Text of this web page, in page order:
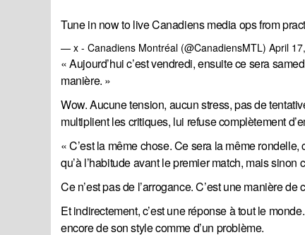
Tune in now to live Canadiens media ops from
— x - Canadiens Montréal (@CanadiensMTL) April
« Aujourd’hui c’est vendredi, ensuite ce sera
manière. »
Wow. Aucune tension, aucun stress, pas de
multiplient les critiques, lui refuse complètement
« C’est la même chose. Ce sera la même
qu’à l’habitude avant le premier match, mais sinon
Ce n’est pas de l’arrogance. C’est une manière
Et indirectement, c’est une réponse à tout le
encore de son style comme d’un problème.